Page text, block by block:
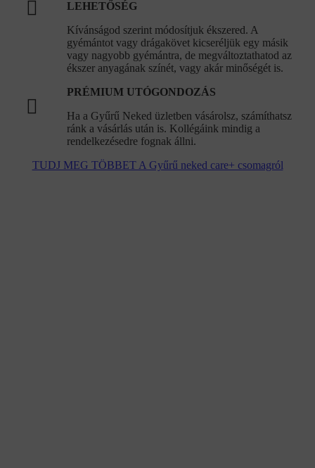
LEHETŐSÉG
Kívánságod szerint módosítjuk ékszered. A
gyémántot vagy drágakövet kicseréljük egy másik
vagy nagyobb gyémántra, de megváltoztathatod az
ékszer anyagának színét, vagy akár minőségét is.
PRÉMIUM UTÓGONDOZÁS
Ha a Gyűrű Neked üzletben vásárolsz, számíthatsz
ránk a vásárlás után is. Kollégáink mindig a
rendelkezésedre fognak állni.
TUDJ MEG TÖBBET A Gyűrű neked care+ csomagról